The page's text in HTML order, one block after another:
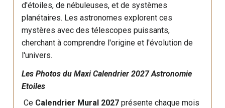
d'étoiles, de nébuleuses, et de systèmes
planétaires. Les astronomes explorent ces
mystères avec des télescopes puissants,
cherchant à comprendre l'origine et l'évolution de
l'univers.
Les Photos du Maxi Calendrier 2027 Astronomie
Etoiles
Ce Calendrier Mural 2027 présente chaque mois